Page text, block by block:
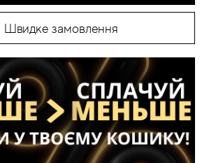
Швидке замовлення